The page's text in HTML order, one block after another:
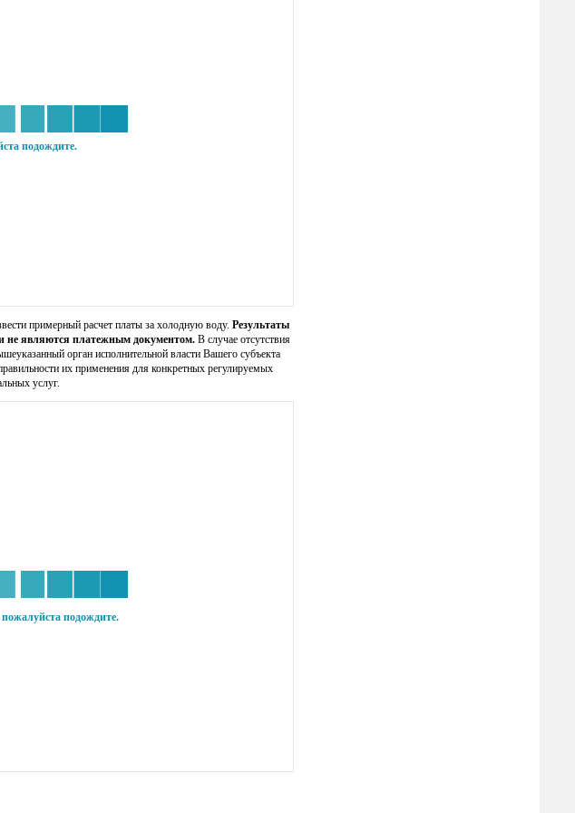
примерный расчет платы за холодную воду. Результаты
не являются платежным документом. В случае отсутствия
орган исполнительной власти Вашего субъекта
их применения для конкретных регулируемых
услуг.